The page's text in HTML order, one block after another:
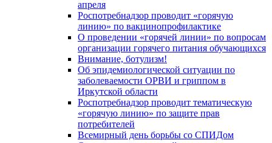
апреля
Роспотребнадзор проводит «горячую
линию» по вакцинопрофилактике
О проведении «горячей линии» по вопросам
организации горячего питания обучающихся
Внимание, ботулизм!
Об эпидемиологической ситуации по
заболеваемости ОРВИ и гриппом в
Иркутской области
Роспотребнадзор проводит тематическую
«горячую линию» по защите прав
потребителей
Всемирный день борьбы со СПИДом